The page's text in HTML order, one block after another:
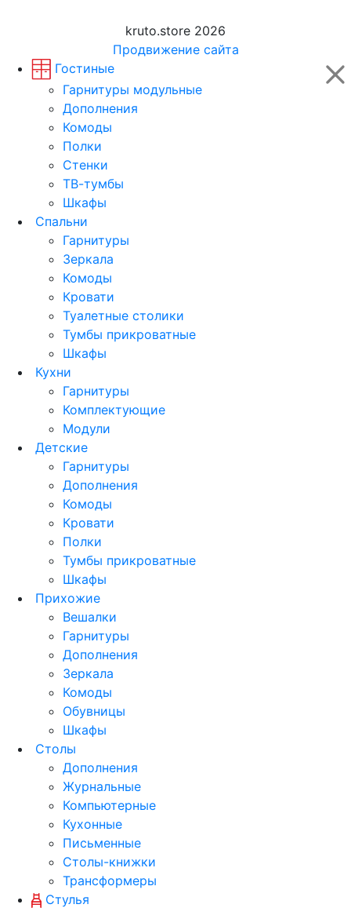
kruto.store 2026
Продвижение сайта
Гостиные
Гарнитуры модульные
Дополнения
Комоды
Полки
Стенки
ТВ-тумбы
Шкафы
Спальни
Гарнитуры
Зеркала
Комоды
Кровати
Туалетные столики
Тумбы прикроватные
Шкафы
Кухни
Гарнитуры
Комплектующие
Модули
Детские
Гарнитуры
Дополнения
Комоды
Кровати
Полки
Тумбы прикроватные
Шкафы
Прихожие
Вешалки
Гарнитуры
Дополнения
Зеркала
Комоды
Обувницы
Шкафы
Столы
Дополнения
Журнальные
Компьютерные
Кухонные
Письменные
Столы-книжки
Трансформеры
Стулья